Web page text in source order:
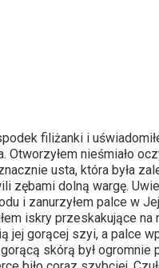
filiżanki i
nieśmiało
usta, która była
zębami dolną wargę.
i zanurzyłem palce w
iskry przeskakujące
jej gorącej szyi, a palce
skórą był ogromnie